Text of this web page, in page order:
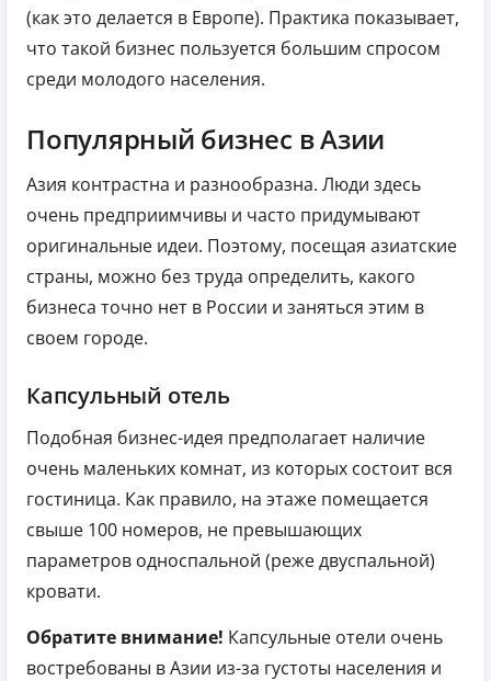
(как это делается в Европе). Практика показывает,
что такой бизнес пользуется большим спросом
среди молодого населения.
Популярный бизнес в Азии
Азия контрастна и разнообразна. Люди здесь
очень предприимчивы и часто придумывают
оригинальные идеи. Поэтому, посещая азиатские
страны, можно без труда определить, какого
бизнеса точно нет в России и заняться этим в
своем городе.
Капсульный отель
Подобная бизнес-идея предполагает наличие
очень маленьких комнат, из которых состоит вся
гостиница. Как правило, на этаже помещается
свыше 100 номеров, не превышающих
параметров односпальной (реже двуспальной)
кровати.
Обратите внимание! Капсульные отели очень
востребованы в Азии из-за густоты населения и